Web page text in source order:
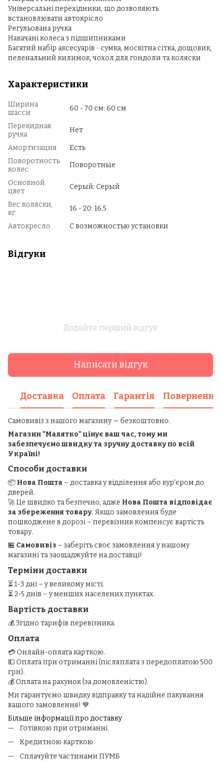
Універсальні перехідники, що дозволяють
встановлювати автокрісло
Регульована ручка
Накачані колеса з підшипниками
Багатий набір аксесуарів - сумка, москітна сітка, дощовик,
пеленальний килимок, чохол для гондоли та коляски
Характеристики
Ширина
шасси
60 - 70 см: 60 см
Перекидная
ручка
Нет
Амортизация
Есть
Поворотность
колес
Поворотные
Основной
цвет
Серый: Серый
Вес коляски,
кг
16 - 20: 16.5
Автокресло С возможностью установки
Відгуки
Додайте перший відгук
Написати відгук
Доставка Оплата Гарантія Повернення
Самовивіз з нашого магазину — безкоштовно.
Магазин "Малятко" цінує ваш час, тому ми
забезпечуємо швидку та зручну доставку по всій
Україні!
Способи доставки
📦 Нова Пошта – доставка у відділення або кур'єром до
дверей.
🚀 Це швидко та безпечно, адже Нова Пошта відповідає
за збереження товару. Якщо замовлення буде
пошкоджене в дорозі – перевізник компенсує вартість
товару.
🏪 Самовивіз – заберіть своє замовлення у нашому
магазині та заощаджуйте на доставці!
Терміни доставки
⏳ 1-3 дні – у великому місті.
⏳ 2-5 днів – у менших населених пунктах.
Вартість доставки
💰 Згідно тарифів перевізника.
Оплата
💳 Онлайн-оплата карткою.
💵 Оплата при отриманні (післяплата з передоплатою 500
грн).
💰 Оплата на рахунок (за домовленістю).
Ми гарантуємо швидку відправку та надійне пакування
вашого замовлення! 💙
Більше інформації про доставку
Готівкою при отриманні
Кредитною карткою
Сплачуйте частинами ПУМБ